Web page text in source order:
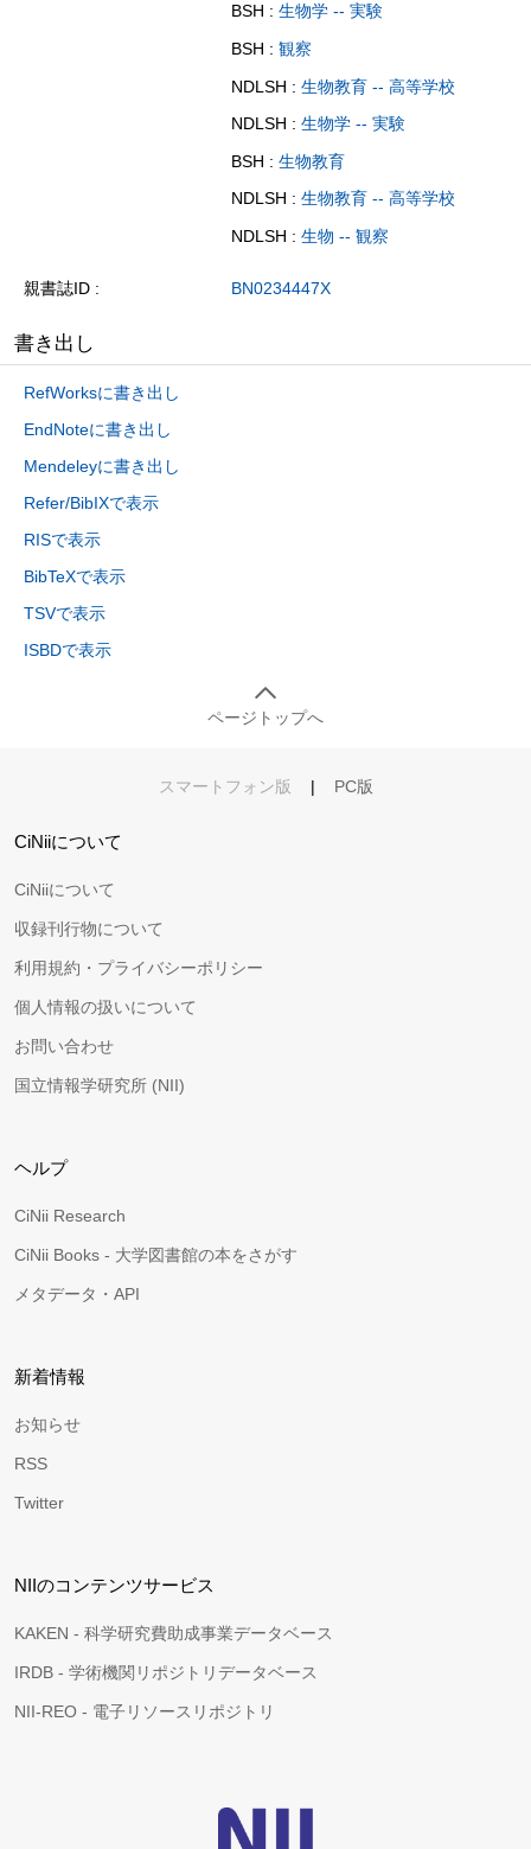
BSH : 生物学 -- 実験
BSH : 観察
NDLSH : 生物教育 -- 高等学校
NDLSH : 生物学 -- 実験
BSH : 生物教育
NDLSH : 生物教育 -- 高等学校
NDLSH : 生物 -- 観察
親書誌ID BN0234447X
書き出し
RefWorksに書き出し
EndNoteに書き出し
Mendeleyに書き出し
Refer/BibIXで表示
RISで表示
BibTeXで表示
TSVで表示
ISBDで表示
ページトップへ
スマートフォン版 | PC版
CiNiiについて
CiNiiについて
収録刊行物について
利用規約・プライバシーポリシー
個人情報の扱いについて
お問い合わせ
国立情報学研究所 (NII)
ヘルプ
CiNii Research
CiNii Books - 大学図書館の本をさがす
メタデータ・API
新着情報
お知らせ
RSS
Twitter
NIIのコンテンツサービス
KAKEN - 科学研究費助成事業データベース
IRDB - 学術機関リポジトリデータベース
NII-REO - 電子リソースリポジトリ